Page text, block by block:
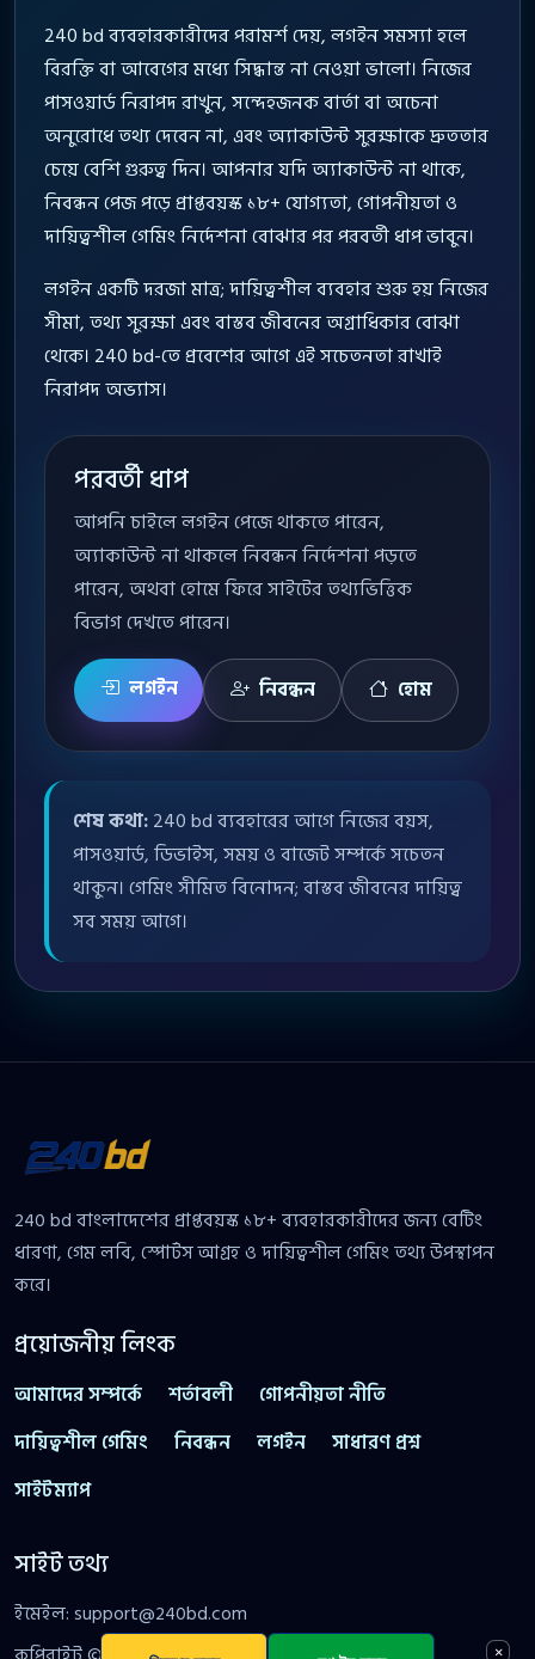
240 bd ব্যবহারকারীদের পরামর্শ দেয়, লগইন সমস্যা হলে
বিরক্তি বা আবেগের মধ্যে সিদ্ধান্ত না নেওয়া ভালো। নিজের
পাসওয়ার্ড নিরাপদ রাখুন, সন্দেহজনক বার্তা বা অচেনা
অনুরোধে তথ্য দেবেন না, এবং অ্যাকাউন্ট সুরক্ষাকে দ্রুততার
চেয়ে বেশি গুরুত্ব দিন। আপনার যদি অ্যাকাউন্ট না থাকে,
নিবন্ধন পেজ পড়ে প্রাপ্তবয়স্ক ১৮+ যোগ্যতা, গোপনীয়তা ও
দায়িত্বশীল গেমিং নির্দেশনা বোঝার পর পরবর্তী ধাপ ভাবুন।
লগইন একটি দরজা মাত্র; দায়িত্বশীল ব্যবহার শুরু হয় নিজের
সীমা, তথ্য সুরক্ষা এবং বাস্তব জীবনের অগ্রাধিকার বোঝা
থেকে। 240 bd-তে প্রবেশের আগে এই সচেতনতা রাখাই
নিরাপদ অভ্যাস।
পরবর্তী ধাপ
আপনি চাইলে লগইন পেজে থাকতে পারেন,
অ্যাকাউন্ট না থাকলে নিবন্ধন নির্দেশনা পড়তে
পারেন, অথবা হোমে ফিরে সাইটের তথ্যভিত্তিক
বিভাগ দেখতে পারেন।
লগইন নিবন্ধন হোম
শেষ কথা:240 bd ব্যবহারের আগে নিজের বয়স,
পাসওয়ার্ড, ডিভাইস, সময় ও বাজেট সম্পর্কে সচেতন
থাকুন। গেমিং সীমিত বিনোদন; বাস্তব জীবনের দায়িত্ব
সব সময় আগে।
240 bd বাংলাদেশের প্রাপ্তবয়স্ক ১৮+ ব্যবহারকারীদের জন্য বেটিং
ধারণা, গেম লবি, স্পোর্টস আগ্রহ ও দায়িত্বশীল গেমিং তথ্য উপস্থাপন
করে।
প্রয়োজনীয় লিংক
আমাদের সম্পর্কে শর্তাবলী
গোপনীয়তা নীতি
দায়িত্বশীল গেমিং
নিবন্ধন লগইন
সাধারণ প্রশ্ন
সাইটম্যাপ
সাইট তথ্য
ইমেইল: support@240bd.com
×